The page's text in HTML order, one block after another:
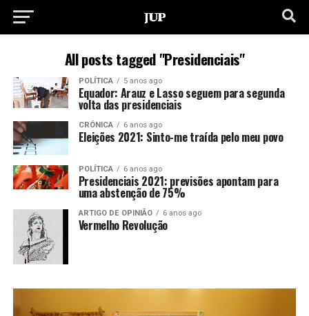
All posts tagged "Presidenciais"
POLÍTICA 5 anos ago
Equador: Arauz e Lasso seguem para segunda
volta das presidenciais
CRÓNICA 6 anos ago
Eleições 2021: Sinto-me traída pelo meu povo
POLÍTICA 6 anos ago
Presidenciais 2021: previsões apontam para
uma abstenção de 75%
ARTIGO DE OPINIÃO 6 anos ago
Vermelho Revolução